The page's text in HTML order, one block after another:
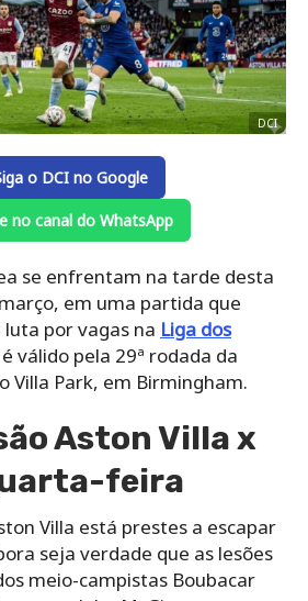
DCI
o DCI no Google
no canal do WhatsApp
se enfrentam na tarde desta
em uma partida que
por vagas na Liga dos
válido pela 29ª rodada da
Villa Park, em Birmingham.
Aston Villa x
feira
Villa está prestes a escapar
seja verdade que as lesões
meio-campistas Boubacar